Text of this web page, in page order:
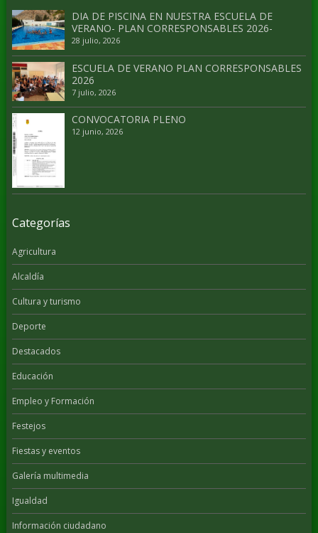
DIA DE PISCINA EN NUESTRA ESCUELA DE
VERANO- PLAN CORRESPONSABLES 2026-
28 julio, 2026
ESCUELA DE VERANO PLAN CORRESPONSABLES
2026
7 julio, 2026
CONVOCATORIA PLENO
12 junio, 2026
Categorías
Agricultura
Alcaldía
Cultura y turismo
Deporte
Destacados
Educación
Empleo y Formación
Festejos
Fiestas y eventos
Galería multimedia
Igualdad
Información ciudadano